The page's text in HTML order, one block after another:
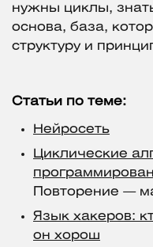
нужны циклы,
основа, база,
структуру и
Статьи по теме:
Нейросеть
Циклические
Повторение —
Язык хакеров:
он хорош